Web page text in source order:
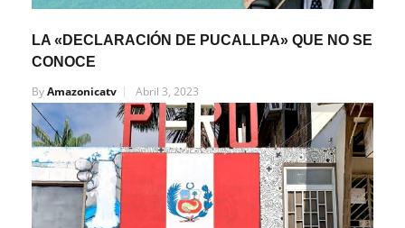
LA «DECLARACIÓN DE PUCALLPA» QUE NO SE
CONOCE
ByAmazonicatv Abril 3, 2023